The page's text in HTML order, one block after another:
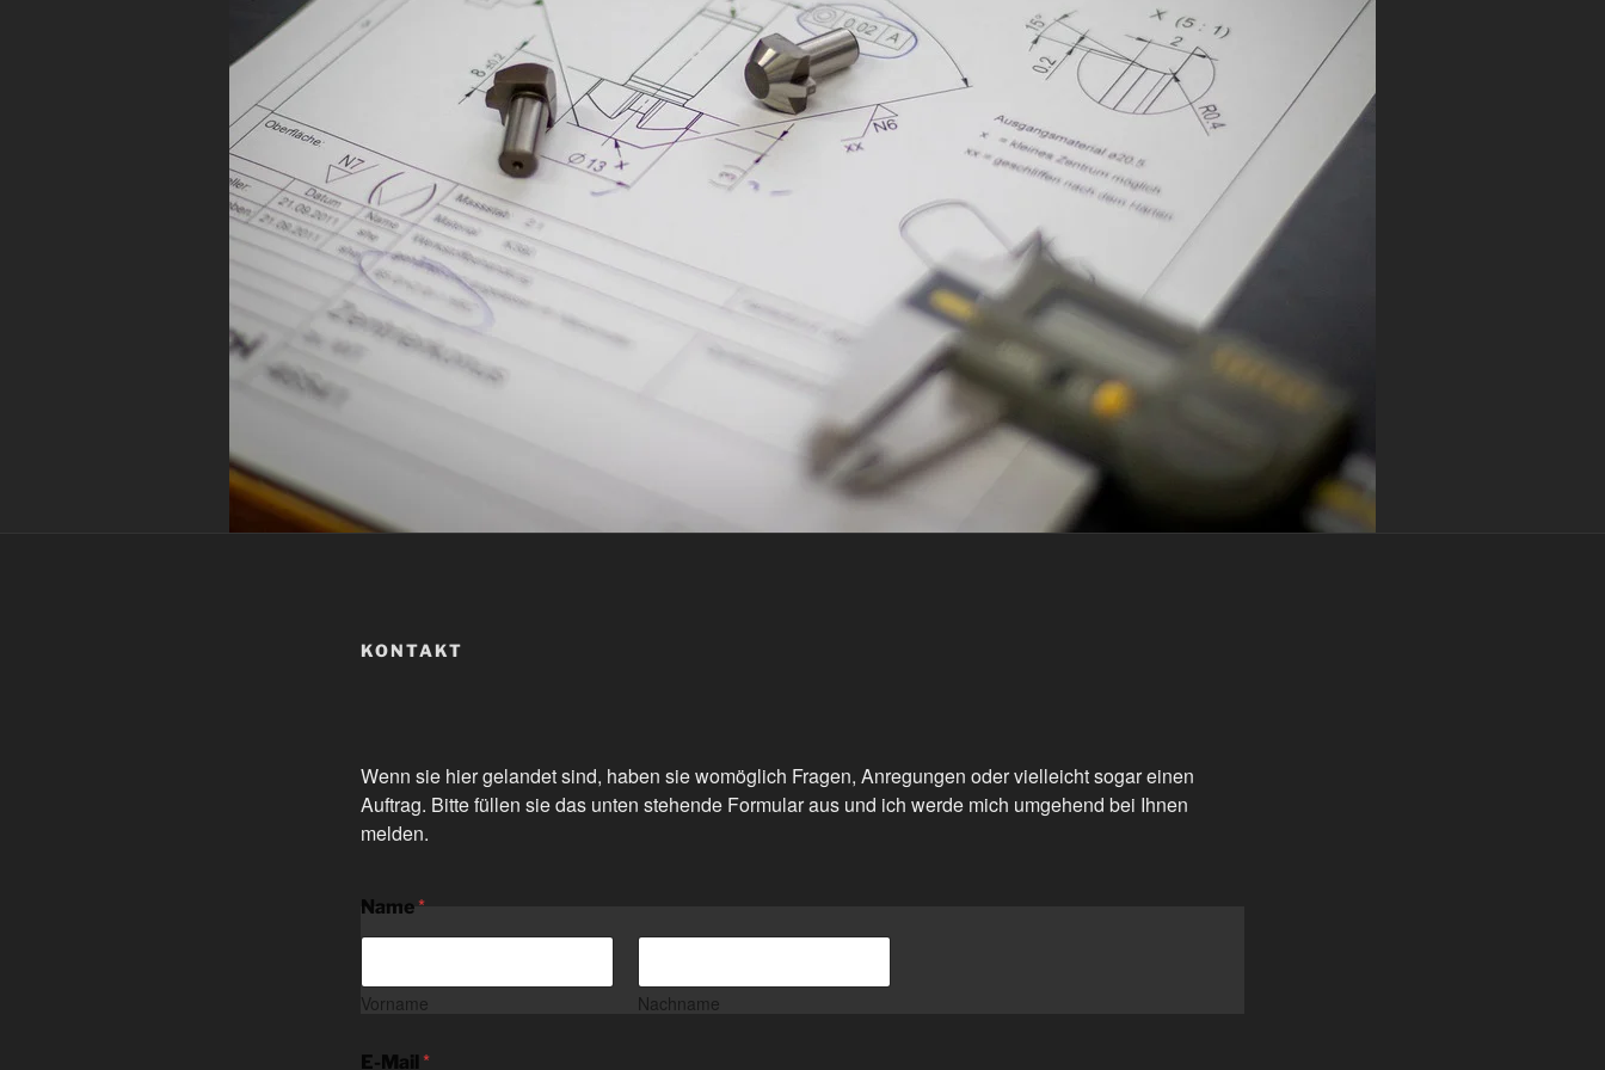
KONTAKT
Wenn sie hier gelandet sind, haben sie womöglich Fragen, Anregungen oder vielleicht sogar einen
Auftrag. Bitte füllen sie das unten stehende Formular aus und ich werde mich umgehend bei Ihnen
melden.
Name *
Vorname Nachname
E-Mail *